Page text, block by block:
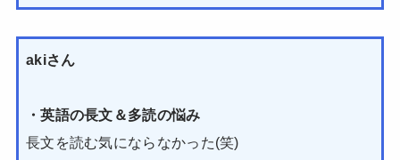
akiさん
・英語の長文＆多読の悩み
長文を読む気にならなかった(笑)